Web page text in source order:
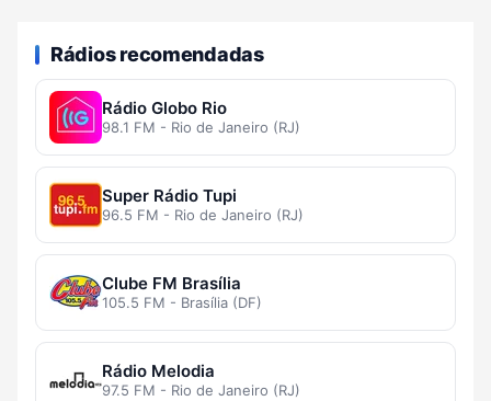
Rádios recomendadas
Rádio Globo Rio
98.1 FM - Rio de Janeiro (RJ)
Super Rádio Tupi
96.5 FM - Rio de Janeiro (RJ)
Clube FM Brasília
105.5 FM - Brasília (DF)
Rádio Melodia
97.5 FM - Rio de Janeiro (RJ)